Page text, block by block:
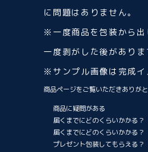
に問題はありません。
※一度商品を包装から出
一度剥がした後がありま
※サンプル画像は完成イ
商品ページをご覧いただきありが
商品に疑問がある
届くまでにどのくらいかかる？
届くまでにどのくらいかかる？
プレゼント包装してもらえる？